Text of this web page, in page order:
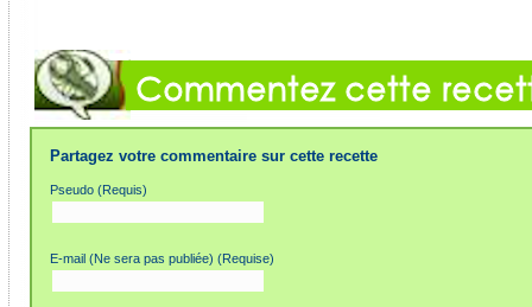
Partagez votre commentaire sur cette recette
Pseudo (Requis)
E-mail (Ne sera pas publiée) (Requise)